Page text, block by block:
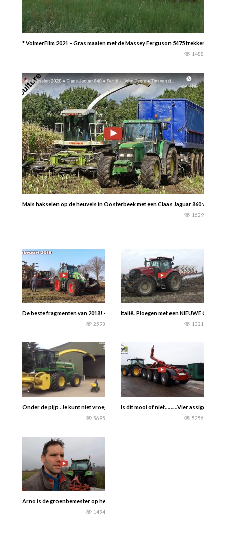
* VolmerFilm 2021 – Gras maaien met de Massey Ferguson 5475 trekker, Fella
1488
Mais hakselen op de heuvels in Oosterbeek met een Claas Jaguar 860 van
1629
De beste fragmenten van 2018! — Dutch Agriculture
2593
Italië.. Ploegen met een NIEUWE Case-
1321
Onder de pijp . Je kunt niet vroeg genoeg beginnen. Loonbedrijf Seegers
5695
Is dit mooi of niet………Vier assige
5256
Arno is de groenbemester op het maisland aan het onderwerken met de
1494